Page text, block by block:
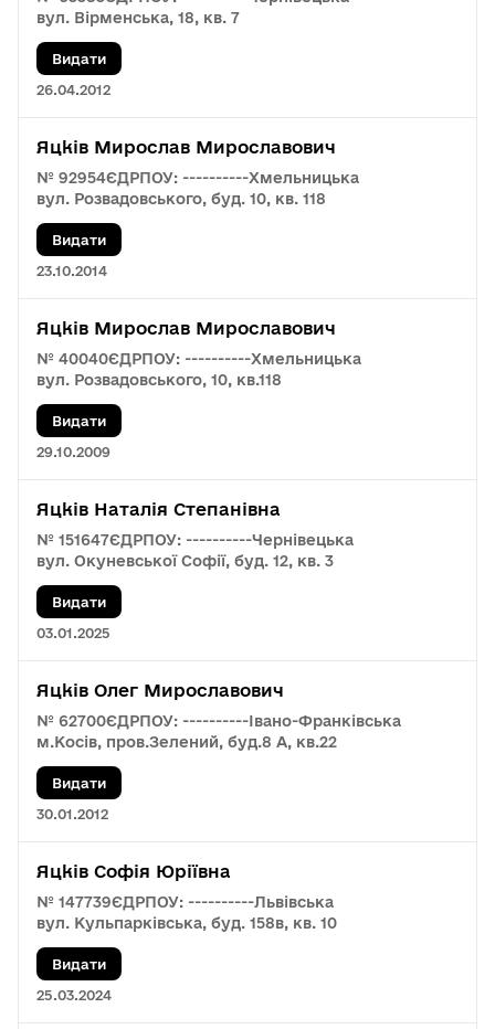
вул. Вірменська, 18, кв. 7
Видати
26.04.2012
Яцків Мирослав Мирославович
№ 92954ЄДРПОУ: ----------Хмельницька
вул. Розвадовського, буд. 10, кв. 118
Видати
23.10.2014
Яцків Мирослав Мирославович
№ 40040ЄДРПОУ: ----------Хмельницька
вул. Розвадовського, 10, кв.118
Видати
29.10.2009
Яцків Наталія Степанівна
№ 151647ЄДРПОУ: ----------Чернівецька
вул. Окуневської Софії, буд. 12, кв. 3
Видати
03.01.2025
Яцків Олег Мирославович
№ 62700ЄДРПОУ: ----------Івано-Франківська
м.Косів, пров.Зелений, буд.8 А, кв.22
Видати
30.01.2012
Яцків Софія Юріївна
№ 147739ЄДРПОУ: ----------Львівська
вул. Кульпарківська, буд. 158в, кв. 10
Видати
25.03.2024